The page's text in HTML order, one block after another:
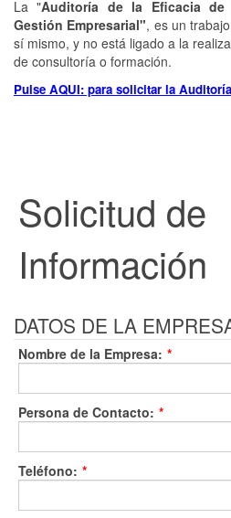
La "Auditoría de la Eficacia
Gestión Empresarial", es un
sí mismo, y no está ligado a la
de consultoría o formación.
Pulse AQUI: para solicitar la
Solicitud de
Información
DATOS DE LA
Nombre de la Empresa: *
Persona de Contacto: *
Teléfono: *